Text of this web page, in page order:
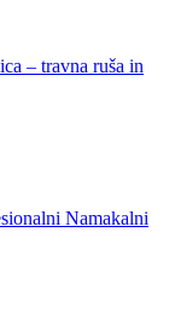
– travna ruša in
Namakalni